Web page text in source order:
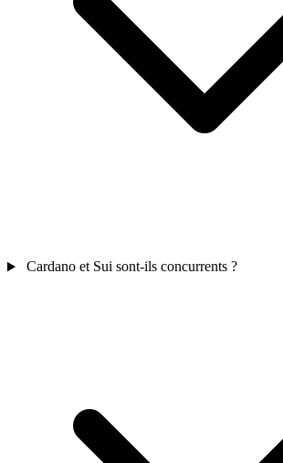
Cardano et Sui sont-ils concurrents ?